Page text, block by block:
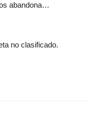
abandona…
no clasificado.